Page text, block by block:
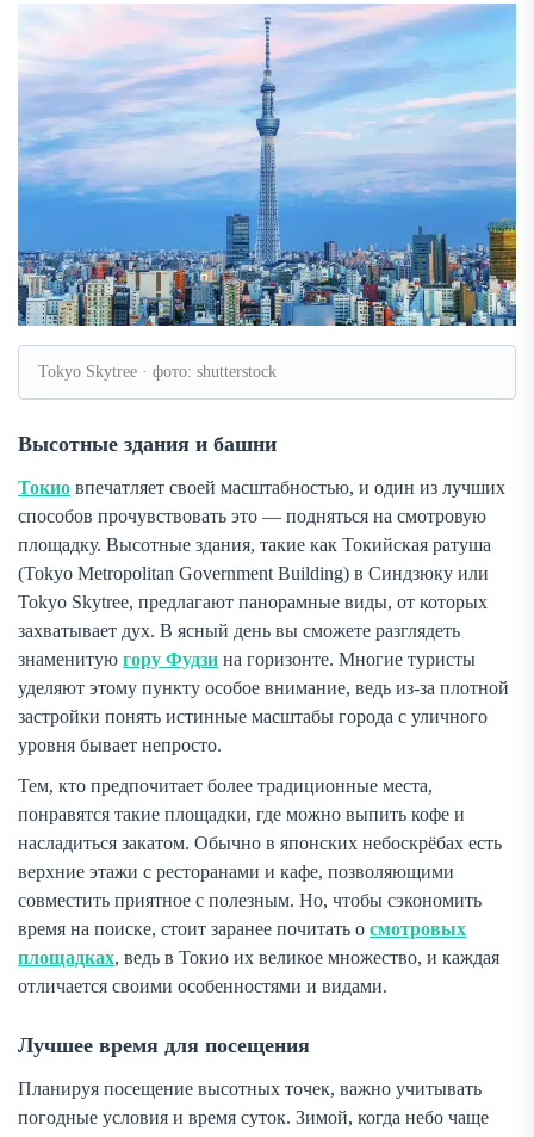
Tokyo Skytree · фото: shutterstock
Высотные здания и башни
Токио впечатляет своей масштабностью, и один из лучших
способов прочувствовать это — подняться на смотровую
площадку. Высотные здания, такие как Токийская ратуша
(Tokyo Metropolitan Government Building) в Синдзюку или
Tokyo Skytree, предлагают панорамные виды, от которых
захватывает дух. В ясный день вы сможете разглядеть
знаменитую гору Фудзи на горизонте. Многие туристы
уделяют этому пункту особое внимание, ведь из-за плотной
застройки понять истинные масштабы города с уличного
уровня бывает непросто.
Тем, кто предпочитает более традиционные места,
понравятся такие площадки, где можно выпить кофе и
насладиться закатом. Обычно в японских небоскрёбах есть
верхние этажи с ресторанами и кафе, позволяющими
совместить приятное с полезным. Но, чтобы сэкономить
время на поиске, стоит заранее почитать о смотровых
площадках, ведь в Токио их великое множество, и каждая
отличается своими особенностями и видами.
Лучшее время для посещения
Планируя посещение высотных точек, важно учитывать
погодные условия и время суток. Зимой, когда небо чаще